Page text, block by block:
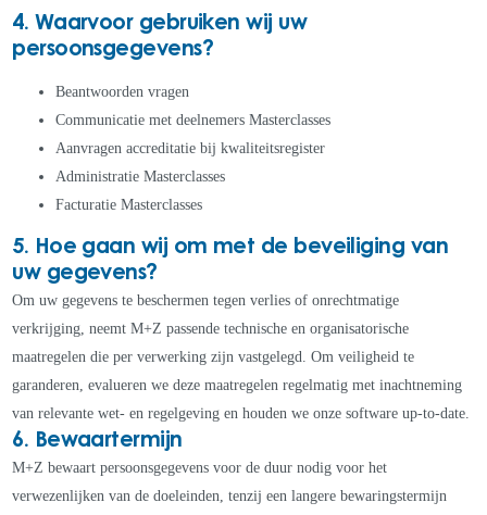
4. Waarvoor gebruiken wij uw
persoonsgegevens?
Beantwoorden vragen
Communicatie met deelnemers Masterclasses
Aanvragen accreditatie bij kwaliteitsregister
Administratie Masterclasses
Facturatie Masterclasses
5. Hoe gaan wij om met de beveiliging van
uw gegevens?
Om uw gegevens te beschermen tegen verlies of onrechtmatige
verkrijging, neemt M+Z passende technische en organisatorische
maatregelen die per verwerking zijn vastgelegd. Om veiligheid te
garanderen, evalueren we deze maatregelen regelmatig met inachtneming
van relevante wet- en regelgeving en houden we onze software up-to-date.
6. Bewaartermijn
M+Z bewaart persoonsgegevens voor de duur nodig voor het
verwezenlijken van de doeleinden, tenzij een langere bewaringstermijn